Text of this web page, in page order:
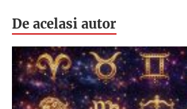
De acelasi autor